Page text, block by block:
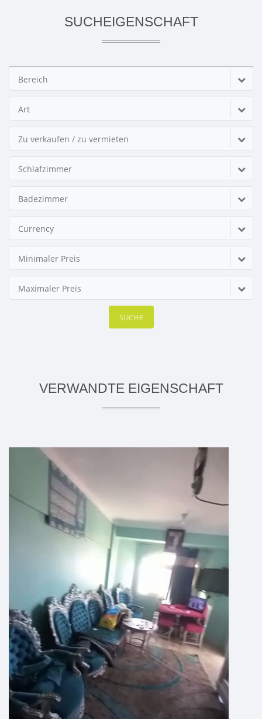
SUCHEIGENSCHAFT
Bereich
Art
Zu verkaufen / zu vermieten
Schlafzimmer
Badezimmer
Currency
Minimaler Preis
Maximaler Preis
SUCHE
VERWANDTE EIGENSCHAFT